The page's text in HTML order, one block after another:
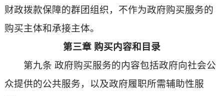
财政拨款保障的群团组织，不作为政府购买服务的
购买主体和承接主体。
第三章 购买内容和目录
第九条 政府购买服务的内容包括政府向社会公
众提供的公共服务，以及政府履职所需辅助性服